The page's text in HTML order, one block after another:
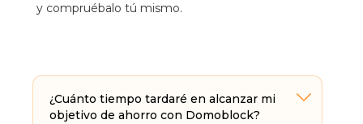
y compruébalo tú mismo.
¿Cuánto tiempo tardaré en alcanzar mi
objetivo de ahorro con Domoblock?